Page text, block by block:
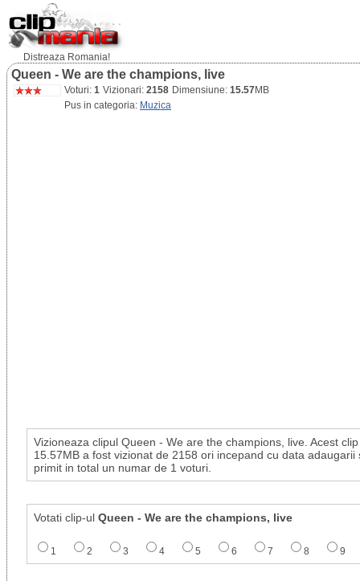
Distreaza Romania!
Queen - We are the champions, live
Voturi: 1 Vizionari: 2158 Dimensiune: 15.57MB
Pus in categoria: Muzica
Vizioneaza clipul Queen - We are the champions, live. Acest
15.57MB a fost vizionat de 2158 ori incepand cu data adaugarii
primit in total un numar de 1 voturi.
Votati clip-ul Queen - We are the champions, live
1 2 3 4 5 6 7 8 9